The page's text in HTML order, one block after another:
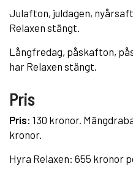
Julafton, juldagen,
Relaxen stängt.
Långfredag, påskafton,
har Relaxen stängt.
Pris
Pris: 130 kronor.
kronor.
Hyra Relaxen: 655 kronor